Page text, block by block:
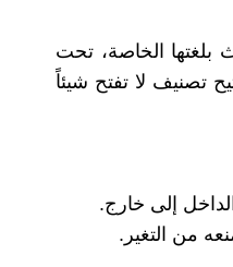
الخاصة، تحت
تصنيف لا تفتح شيئاً
إلى خارج.
من التغير.